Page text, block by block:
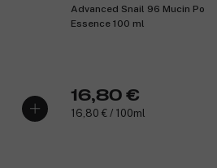
Advanced Snail 96 Mucin
Essence 100 ml
16,80 €
16,80 € / 100ml